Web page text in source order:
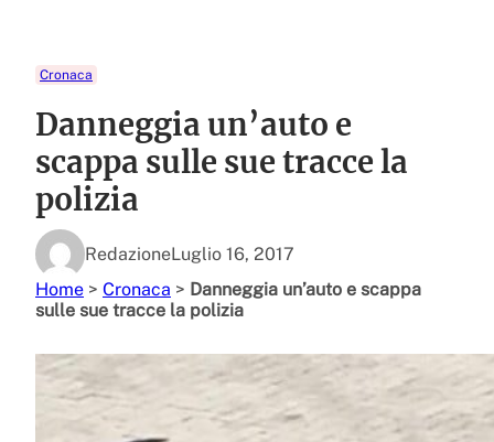
Cronaca
Danneggia un’auto e
scappa sulle sue tracce la
polizia
RedazioneLuglio 16, 2017
Home > Cronaca > Danneggia un’auto e scappa
sulle sue tracce la polizia